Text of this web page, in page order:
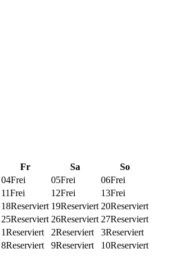
Fr Sa
So
04Frei 05Frei 06Frei
11Frei 12Frei 13Frei
18Reserviert 19Reserviert 20Reserviert
25Reserviert 26Reserviert 27Reserviert
1Reserviert 2Reserviert 3Reserviert
8Reserviert 9Reserviert 10Reserviert